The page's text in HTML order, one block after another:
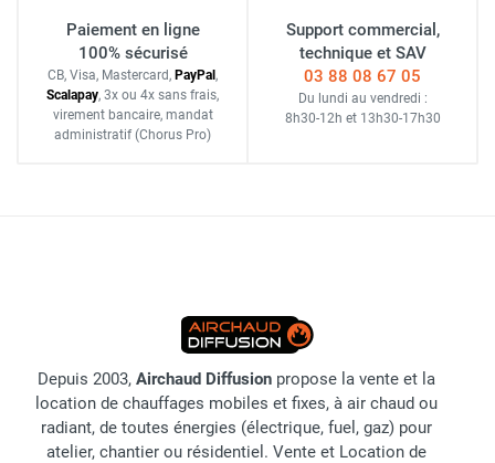
Paiement en ligne
100% sécurisé
CB, Visa, Mastercard, PayPal ,
Scalapay, 3x ou 4x sans frais,
virement bancaire, mandat
administratif (Chorus Pro)
Support commercial,
technique et SAV
03 88 08 67 05
Du lundi au vendredi :
8h30-12h et 13h30-17h30
Depuis 2003, Airchaud Diffusion propose la vente et la
location de chauffages mobiles et fixes, à air chaud ou
radiant, de toutes énergies (électrique, fuel, gaz) pour
atelier, chantier ou résidentiel. Vente et Location de